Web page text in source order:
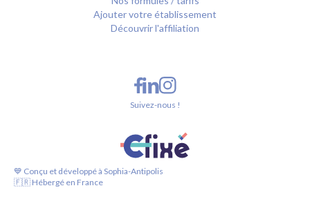
Ajouter votre établissement
Découvrir l'affiliation
💙 Conçu et développé à Sophia-Antipolis
🇫🇷 Hébergé en France
Suivez-nous !